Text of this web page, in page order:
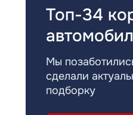
Топ-34
Мы
сделали
подборку